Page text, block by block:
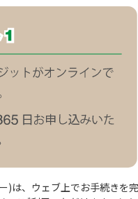
)は、ウェブ上でお手続きを